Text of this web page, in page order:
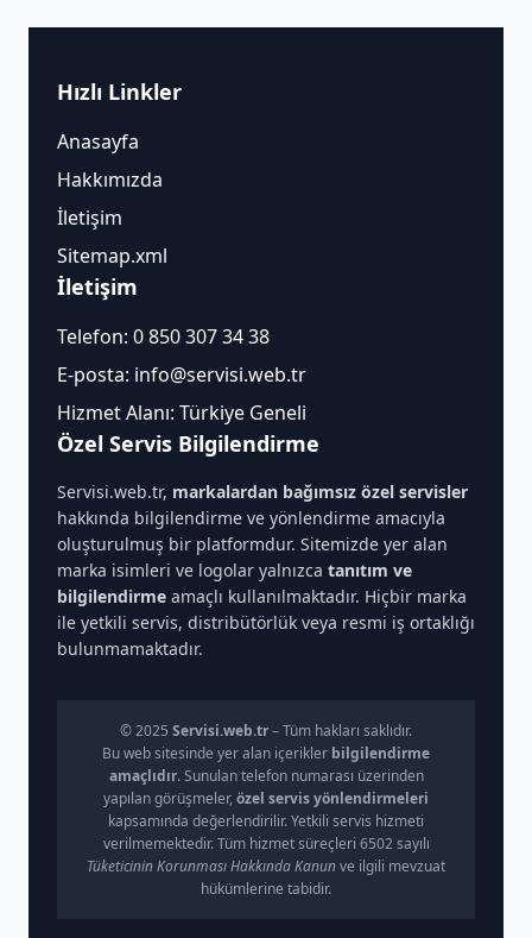
Hızlı Linkler
Anasayfa
Hakkımızda
İletişim
Sitemap.xml
İletişim
Telefon: 0 850 307 34 38
E-posta: info@servisi.web.tr
Hizmet Alanı: Türkiye Geneli
Özel Servis Bilgilendirme
Servisi.web.tr, markalardan bağımsız özel servisler
hakkında bilgilendirme ve yönlendirme amacıyla
oluşturulmuş bir platformdur. Sitemizde yer alan
marka isimleri ve logolar yalnızca tanıtım ve
bilgilendirme amaçlı kullanılmaktadır. Hiçbir marka
ile yetkili servis, distribütörlük veya resmi iş ortaklığı
bulunmamaktadır.
© 2025 Servisi.web.tr– Tüm hakları saklıdır.
Bu web sitesinde yer alan içerikler bilgilendirme
amaçlıdır. Sunulan telefon numarası üzerinden
yapılan görüşmeler, özel servis yönlendirmeleri
kapsamında değerlendirilir. Yetkili servis hizmeti
verilmemektedir. Tüm hizmet süreçleri 6502 sayılı
Tüketicinin Korunması Hakkında Kanunve ilgili mevzuat
hükümlerine tabidir.